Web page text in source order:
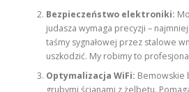
Bezpieczeństwo elektroniki:
judasza wymaga precyzji –
taśmy sygnałowej przez stalowe
uszkodzić. My robimy to
Optymalizacja WiFi: Bemowskie
grubymi ścianami z żelbetu.